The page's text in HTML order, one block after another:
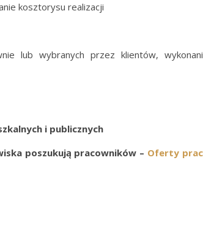
kosztorysu realizacji
lub wybranych przez klientów,
i publicznych
poszukują pracowników – Oferty